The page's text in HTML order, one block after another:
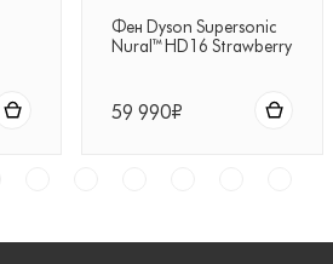
Фен Dyson Supersonic
Nural™ HD16 Strawberry
59 990₽